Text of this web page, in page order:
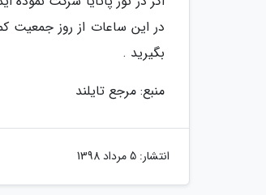
در این ساعات از روز جمعیت
بگیرید .
منبع: مرجع تایلند
انتشار: 5 مرداد 1398